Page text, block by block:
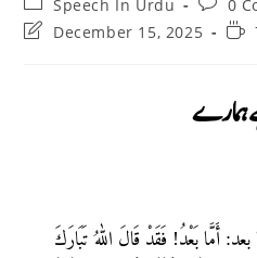
category:
Speech In Urdu
0
PostDecember 15, 2025
ہمارے
أَمَّا بَعْدُ! فَقَدْ قَالَ اللّٰهُ تَبَارَكَ